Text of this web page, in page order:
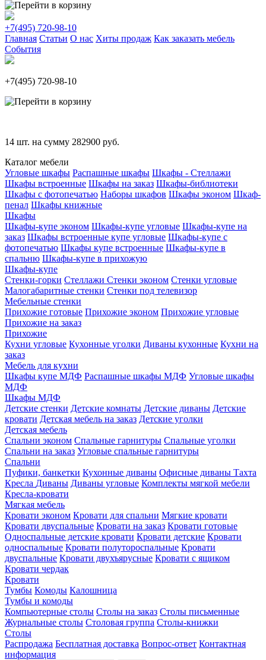
+7(495) 720-98-10
Главная Статьи О нас Хиты продаж Как заказать мебель
События
+7(495) 720-98-10
14 шт. на сумму 282900 руб.
Каталог мебели
Угловые шкафы Распашные шкафы Шкафы - Стеллажи
Шкафы встроенные Шкафы на заказ Шкафы-библиотеки
Шкафы с фотопечатью Наборы шкафов Шкафы эконом Шкаф-
пенал Шкафы книжные
Шкафы
Шкафы-купе эконом Шкафы-купе угловые Шкафы-купе на
заказ Шкафы встроенные купе угловые Шкафы-купе с
фотопечатью Шкафы купе встроенные Шкафы-купе в
спальню Шкафы-купе в прихожую
Шкафы-купе
Стенки-горки Стеллажи Стенки эконом Стенки угловые
Малогабаритные стенки Стенки под телевизор
Мебельные стенки
Прихожие готовые Прихожие эконом Прихожие угловые
Прихожие на заказ
Прихожие
Кухни угловые Кухонные уголки Диваны кухонные Кухни на
заказ
Мебель для кухни
Шкафы купе МДФ Распашные шкафы МДФ Угловые шкафы
МДФ
Шкафы МДФ
Детские стенки Детские комнаты Детские диваны Детские
кровати Детская мебель на заказ Детские уголки
Детская мебель
Спальни эконом Спальные гарнитуры Спальные уголки
Спальни на заказ Угловые спальные гарнитуры
Спальни
Пуфики, банкетки Кухонные диваны Офисные диваны Тахта
Кресла Диваны Диваны угловые Комплекты мягкой мебели
Кресла-кровати
Мягкая мебель
Кровати эконом Кровати для спальни Мягкие кровати
Кровати двуспальные Кровати на заказ Кровати готовые
Односпальные детские кровати Кровати детские Кровати
односпальные Кровати полутороспальные Кровати
двуспальные Кровати двухъярусные Кровати с ящиком
Кровати чердак
Кровати
Тумбы Комоды Калошница
Тумбы и комоды
Компьютерные столы Столы на заказ Столы письменные
Журнальные столы Столовая группа Столы-книжки
Столы
Распродажа Бесплатная доставка Вопрос-ответ Контактная
информация